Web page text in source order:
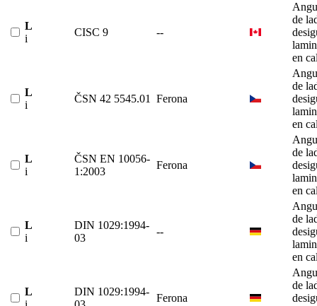
L
i
CISC 9 --
de
en
L
i
ČSN 42 5545.01 Ferona
de
en
L
i
ČSN EN 10056-
1:2003
Ferona
de
en
L
i
DIN 1029:1994-
03
--
de
en
L
DIN 1029:1994-
Ferona
de